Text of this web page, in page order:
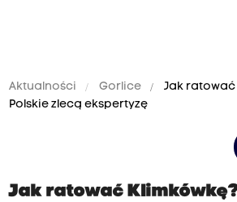
Aktualności Gorlice
Jak ratować
Polskie zlecą ekspertyzę
Jak ratować